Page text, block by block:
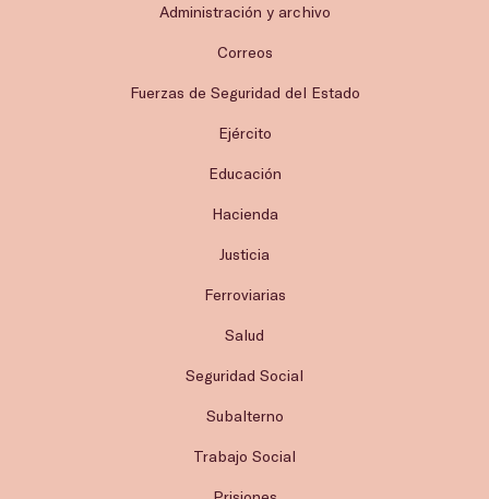
Administración y archivo
Correos
Fuerzas de Seguridad del Estado
Ejército
Educación
Hacienda
Justicia
Ferroviarias
Salud
Seguridad Social
Subalterno
Trabajo Social